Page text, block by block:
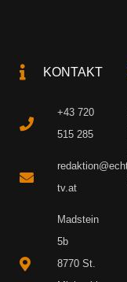
KONTAKT
+43 720
515 285
tv.at
Madstein
5b
8770 St.